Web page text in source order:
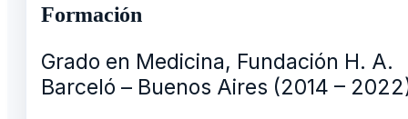
Formación
Grado en Medicina, Fundación H. A.
Barceló – Buenos Aires (2014 –